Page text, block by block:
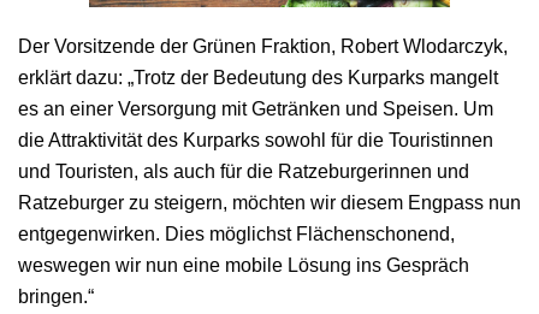
Der Vorsitzende der Grünen Fraktion, Robert Wlodarczyk,
erklärt dazu: „Trotz der Bedeutung des Kurparks mangelt
es an einer Versorgung mit Getränken und Speisen. Um
die Attraktivität des Kurparks sowohl für die Touristinnen
und Touristen, als auch für die Ratzeburgerinnen und
Ratzeburger zu steigern, möchten wir diesem Engpass nun
entgegenwirken. Dies möglichst Flächenschonend,
weswegen wir nun eine mobile Lösung ins Gespräch
bringen.“